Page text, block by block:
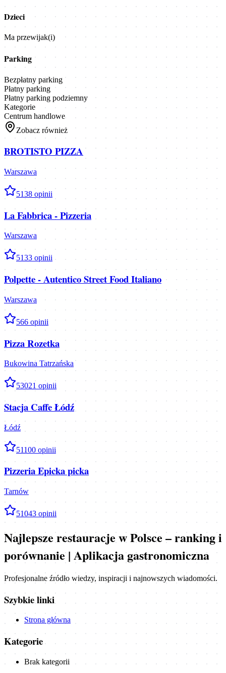
Dzieci
Ma przewijak(i)
Parking
Bezpłatny parking
Płatny parking
Płatny parking podziemny
Kategorie
Centrum handlowe
Zobacz również
BROTISTO PIZZA
Warszawa
5138 opinii
La Fabbrica - Pizzeria
Warszawa
5133 opinii
Polpette - Autentico Street Food Italiano
Warszawa
566 opinii
Pizza Rozetka
Bukowina Tatrzańska
53021 opinii
Stacja Caffe Łódź
Łódź
51100 opinii
Pizzeria Epicka picka
Tarnów
51043 opinii
Najlepsze restauracje w Polsce – ranking i
porównanie | Aplikacja gastronomiczna
Profesjonalne źródło wiedzy, inspiracji i najnowszych wiadomości.
Szybkie linki
Strona główna
Kategorie
Brak kategorii